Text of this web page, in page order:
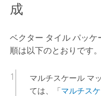
成
ベクター タイル パッ
順は以下のとおりです。
マルチスケール マ
ては、「マルチス